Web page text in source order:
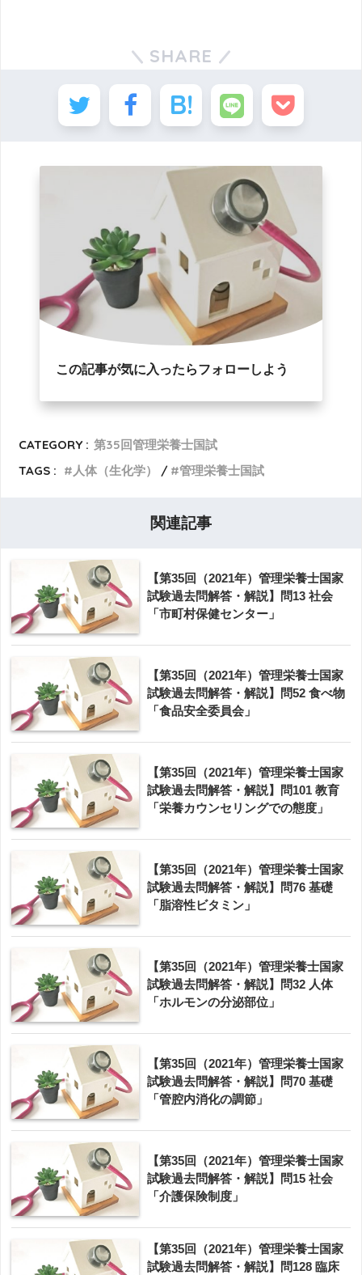
SHARE
この記事が気に入ったらフォローしよう
CATEGORY : 第35回管理栄養士国試
TAGS :
人体（生化学） 管理栄養士国試
関連記事
【第35回（2021年）管理栄養士国家
試験過去問解答・解説】問13 社会
「市町村保健センター」
【第35回（2021年）管理栄養士国家
試験過去問解答・解説】問52 食べ物
「食品安全委員会」
【第35回（2021年）管理栄養士国家
試験過去問解答・解説】問101 教育
「栄養カウンセリングでの態度」
【第35回（2021年）管理栄養士国家
試験過去問解答・解説】問76 基礎
「脂溶性ビタミン」
【第35回（2021年）管理栄養士国家
試験過去問解答・解説】問32 人体
「ホルモンの分泌部位」
【第35回（2021年）管理栄養士国家
試験過去問解答・解説】問70 基礎
「管腔内消化の調節」
【第35回（2021年）管理栄養士国家
試験過去問解答・解説】問15 社会
「介護保険制度」
【第35回（2021年）管理栄養士国家
試験過去問解答・解説】問128 臨床